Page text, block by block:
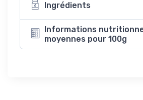
Ingrédients
Informations
moyennes pour 100g